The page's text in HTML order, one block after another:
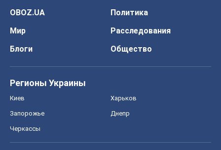
OBOZ.UA
Политика
Мир
Расследования
Блоги
Общество
Регионы Украины
Киев Харьков
Запорожье Днепр
Черкассы